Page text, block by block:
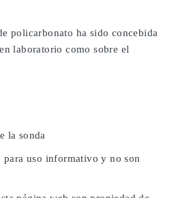
policarbonato ha sido concebida
laboratorio como sobre el
la sonda
para uso informativo y no son